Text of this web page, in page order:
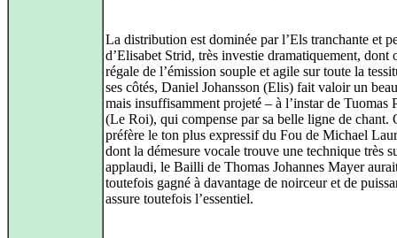
La distribution est dominée par l’Els tranchante et
d’Elisabet Strid, très investie dramatiquement, dont
régale de l’émission souple et agile sur toute la
ses côtés, Daniel Johansson (Elis) fait valoir un
mais insuffisamment projeté – à l’instar de Tuomas
(Le Roi), qui compense par sa belle ligne de chant.
préfère le ton plus expressif du Fou de Michael
dont la démesure vocale trouve une technique très
applaudi, le Bailli de Thomas Johannes Mayer
toutefois gagné à davantage de noirceur et de
assure toutefois l’essentiel.